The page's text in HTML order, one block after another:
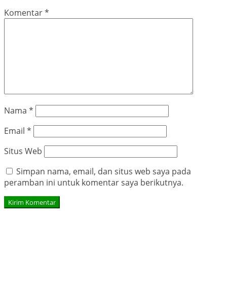
Komentar*
Nama *
Email *
Situs Web
Simpan nama, email, dan situs web saya pada
peramban ini untuk komentar saya berikutnya.